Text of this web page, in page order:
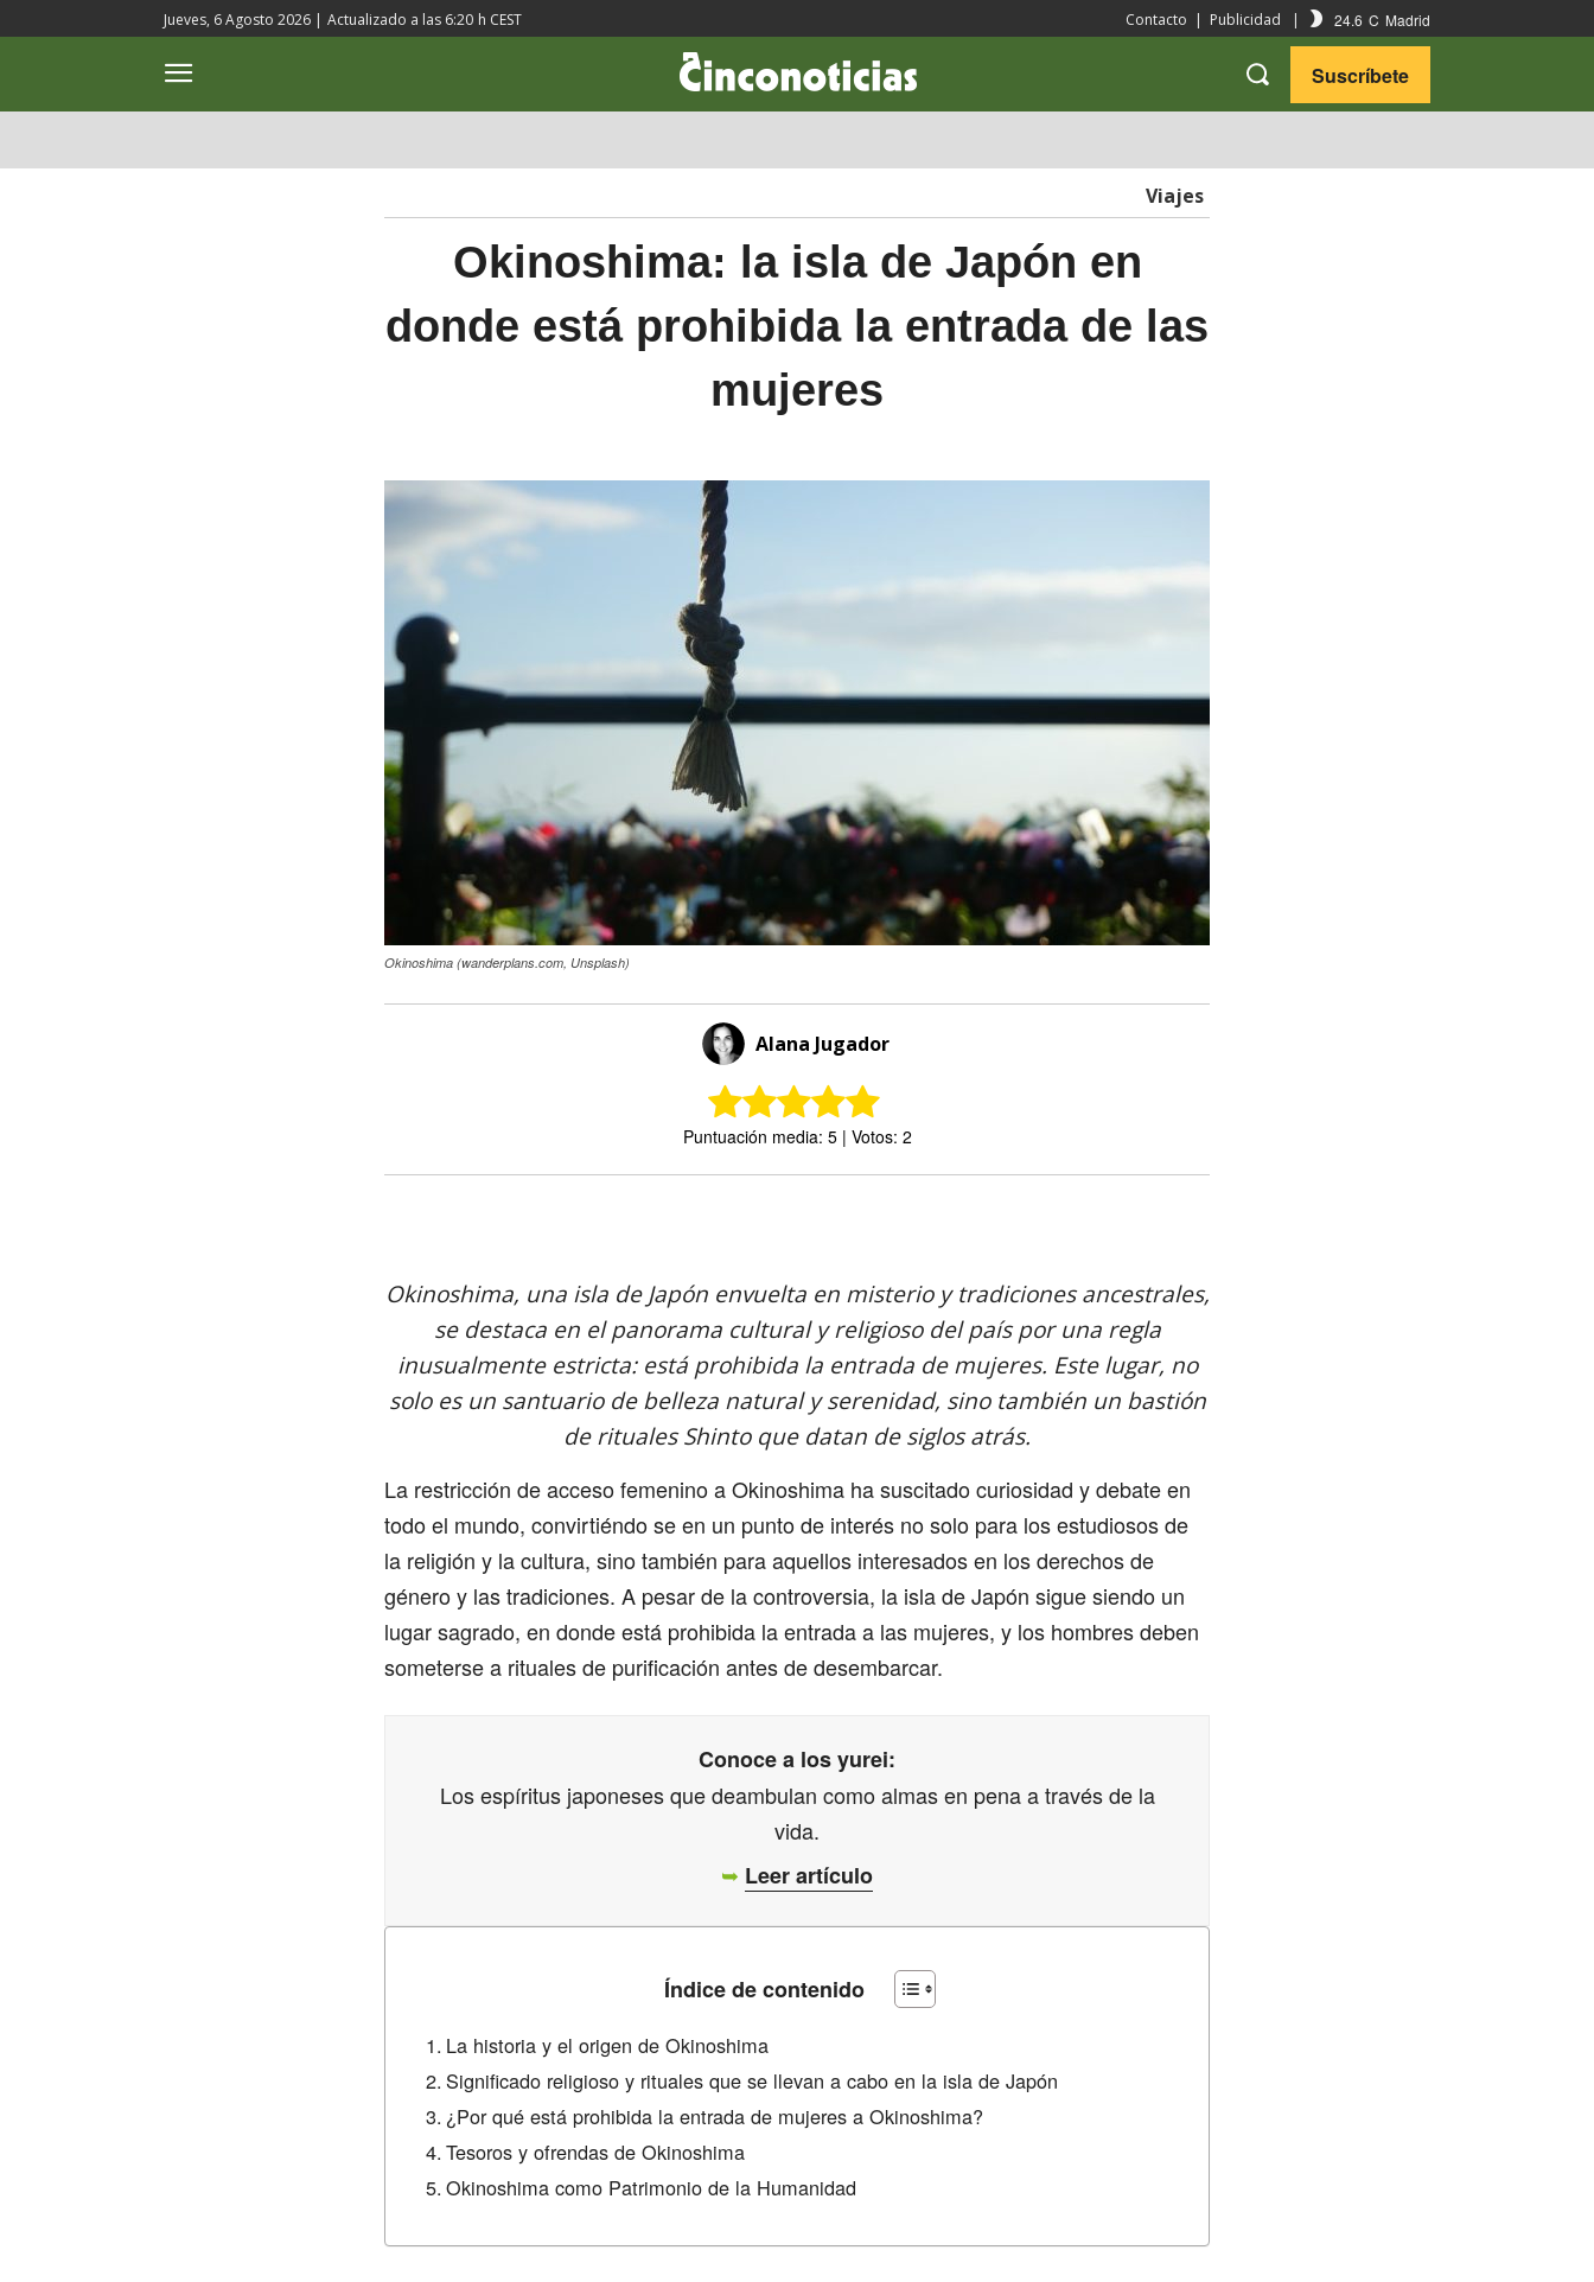
Jueves, 6 Agosto 2026 | Actualizado a las 6:20 h CEST Contacto | Publicidad | 24.6 C Madrid
Suscríbete
Viajes
Okinoshima: la isla de Japón en
donde está prohibida la entrada de las
mujeres
Okinoshima (wanderplans.com, Unsplash)
Alana Jugador
Puntuación media: 5 | Votos: 2
Okinoshima, una isla de Japón envuelta en misterio y tradiciones ancestrales,
se destaca en el panorama cultural y religioso del país por una regla
inusualmente estricta: está prohibida la entrada de mujeres. Este lugar, no
solo es un santuario de belleza natural y serenidad, sino también un bastión
de rituales Shinto que datan de siglos atrás.
La restricción de acceso femenino a Okinoshima ha suscitado curiosidad y debate en
todo el mundo, convirtiéndo se en un punto de interés no solo para los estudiosos de
la religión y la cultura, sino también para aquellos interesados en los derechos de
género y las tradiciones. A pesar de la controversia, la isla de Japón sigue siendo un
lugar sagrado, en donde está prohibida la entrada a las mujeres, y los hombres deben
someterse a rituales de purificación antes de desembarcar.
Conoce a los yurei:
Los espíritus japoneses que deambulan como almas en pena a través de la
vida.
➥ Leer artículo
Índice de contenido
La historia y el origen de Okinoshima
Significado religioso y rituales que se llevan a cabo en la isla de Japón
¿Por qué está prohibida la entrada de mujeres a Okinoshima?
Tesoros y ofrendas de Okinoshima
Okinoshima como Patrimonio de la Humanidad